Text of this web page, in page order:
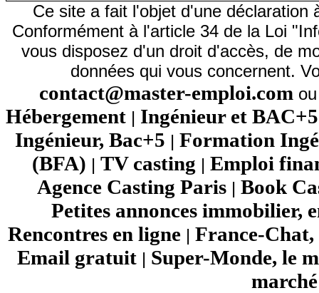
Ce site a fait l'objet d'une déclaration
Conformément à l'article 34 de la Loi
vous disposez d'un droit d'accès, de
données qui vous concernent.
contact@master-emploi.com
Hébergement | Ingénieur et
Ingénieur, Bac+5 | Formation
(BFA) | TV casting | Emploi
Agence Casting Paris | Book
Petites annonces immobilier,
Rencontres en ligne | France-Chat,
Email gratuit| Super-Monde, le